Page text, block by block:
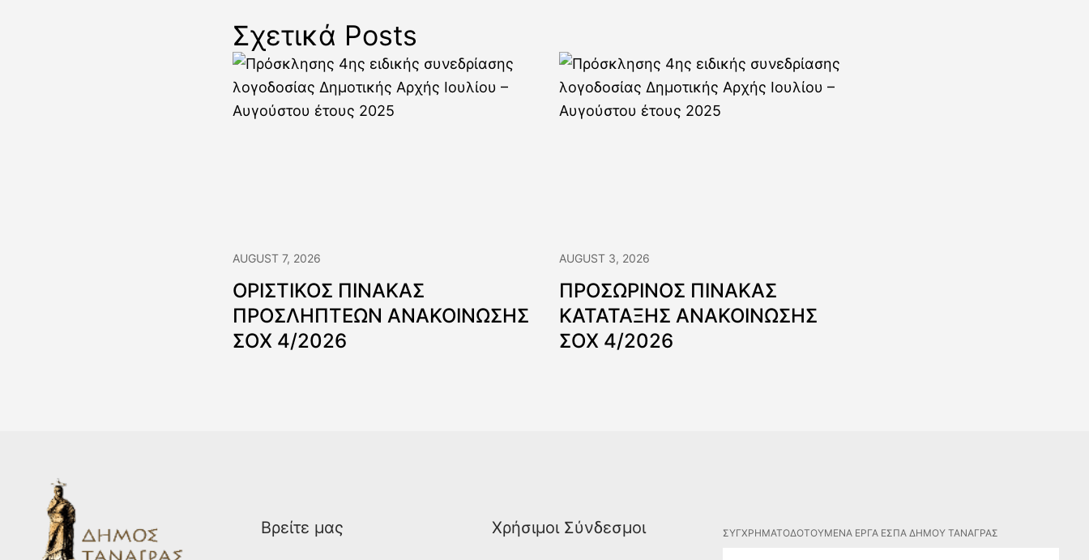
Σχετικά Posts
AUGUST 7, 2026
ΟΡΙΣΤΙΚΟΣ ΠΙΝΑΚΑΣ
ΠΡΟΣΛΗΠΤΕΩΝ ΑΝΑΚΟΙΝΩΣΗΣ
ΣΟΧ 4/2026
AUGUST 3, 2026
ΠΡΟΣΩΡΙΝΟΣ ΠΙΝΑΚΑΣ
ΚΑΤΑΤΑΞΗΣ ΑΝΑΚΟΙΝΩΣΗΣ
ΣΟΧ 4/2026
Βρείτε μας Χρήσιμοι Σύνδεσμοι ΣΥΓΧΡΗΜΑΤΟΔΟΤΟΥΜΕΝΑ ΕΡΓΑ ΕΣΠΑ ΔΗΜΟΥ ΤΑΝΑΓΡΑΣ